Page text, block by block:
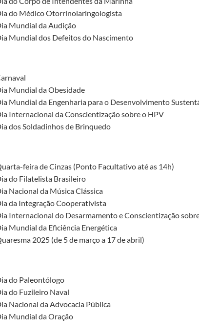
do Médico Otorrinolaringologista
Mundial da Audição
Mundial dos Defeitos do Nascimento
Mundial da Obesidade
Mundial da Engenharia para o Desenvolvimento
Internacional da Conscientização sobre o HPV
dos Soldadinhos de Brinquedo
feira de Cinzas (Ponto Facultativo até as 14h)
do Filatelista Brasileiro
Nacional da Música Clássica
da Integração Cooperativista
Internacional do Desarmamento e Conscientização
Mundial da Eficiência Energética
2025 (de 5 de março a 17 de abril)
do Paleontólogo
do Fuzileiro Naval
Nacional da Advocacia Pública
Mundial da Oração